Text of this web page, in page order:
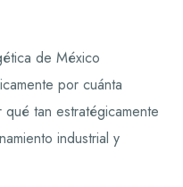
de México
por cuánta
tan estratégicamente
industrial y